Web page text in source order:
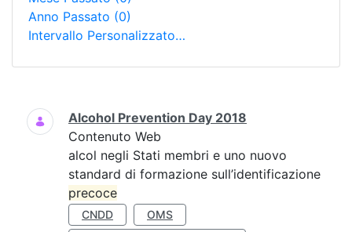
Anno Passato (0)
Intervallo Personalizzato…
Ricerca
Alcohol Prevention Day 2018
Contenuto Web
alcol negli Stati membri e uno nuovo
standard di formazione sull’identificazione
precoce
CNDD
OMS